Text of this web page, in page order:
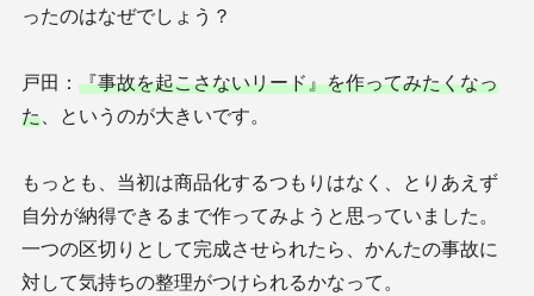
ったのはなぜでしょう？
戸田： 『事故を起こさないリード』を作ってみたくなっ
た、というのが大きいです。
もっとも、当初は商品化するつもりはなく、とりあえず
自分が納得できるまで作ってみようと思っていました。
一つの区切りとして完成させられたら、かんたの事故に
対して気持ちの整理がつけられるかなって。